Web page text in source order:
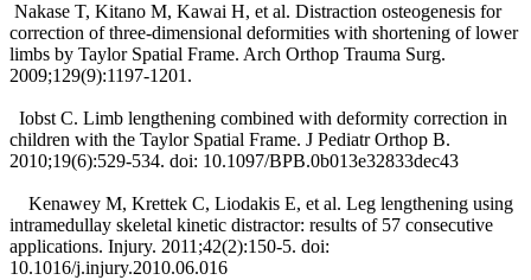
Nakase T, Kitano M, Kawai H, et al. Distraction osteogenesis for
correction of three-dimensional deformities with shortening of lower
limbs by Taylor Spatial Frame. Arch Orthop Trauma Surg.
2009;129(9):1197-1201.
Iobst C. Limb lengthening combined with deformity correction in
children with the Taylor Spatial Frame. J Pediatr Orthop B.
2010;19(6):529-534. doi: 10.1097/BPB.0b013e32833dec43
Kenawey M, Krettek C, Liodakis E, et al. Leg lengthening using
intramedullay skeletal kinetic distractor: results of 57 consecutive
applications. Injury. 2011;42(2):150-5. doi:
10.1016/j.injury.2010.06.016